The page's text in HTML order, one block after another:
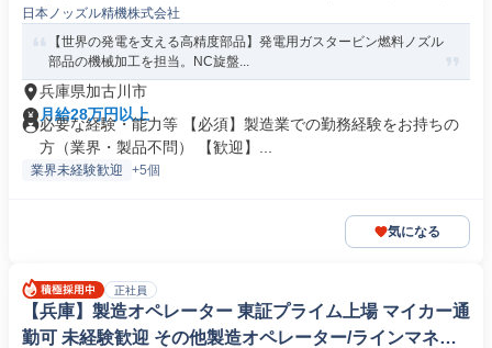
ジャー
日本ノッズル精機株式会社
【世界の発電を支える高精度部品】発電用ガスタービン燃料ノズル
部品の機械加工を担当。NC旋盤...
兵庫県加古川市
月給28万円以上
必要な経験・能力等 【必須】製造業での勤務経験をお持ちの
方（業界・製品不問） 【歓迎】...
業界未経験歓迎 +5個
気になる
正社員
【兵庫】製造オペレーター 東証プライム上場 マイカー通
勤可 未経験歓迎 その他製造オペレーター/ラインマネー